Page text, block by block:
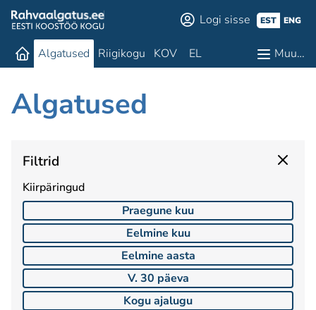
Logi sisse EST ENG
Algatused Riigikogu KOV EL Muu…
Algatused
Filtrid
Kiirpäringud
Praegune kuu
Eelmine kuu
Eelmine aasta
V. 30 päeva
Kogu ajalugu